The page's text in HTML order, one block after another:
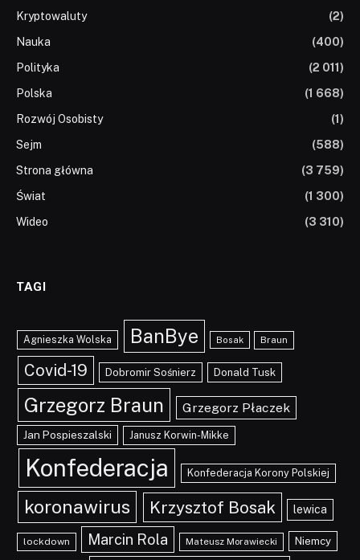
Kryptowaluty
(2)
Nauka
(400)
Polityka
(2 011)
Polska
(1 668)
Rozwój Osobisty
(1)
Sejm
(588)
Strona główna
(3 759)
Świat
(1 300)
Wideo
(3 310)
TAGI
Agnieszka Wolska BanBye Bosak Braun
Covid-19 Dobromir Sośnierz Donald Tusk
Grzegorz Braun Grzegorz Płaczek
Jan Pospieszalski Janusz Korwin-Mikke
Konfederacja Konfederacja Korony Polskiej
koronawirus Krzysztof Bosak lewica
lockdown Marcin Rola Mateusz Morawiecki Niemcy